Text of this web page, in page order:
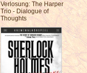
Verlosung: The Harper
Trio - Dialogue of
Thoughts